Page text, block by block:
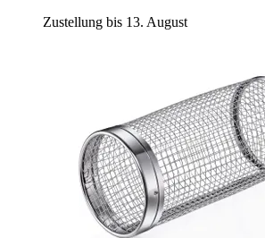
Zustellung bis 13. August